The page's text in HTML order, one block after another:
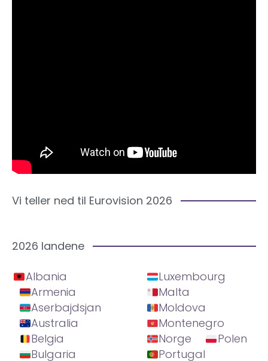
Vi teller ned til Eurovision 2026
2026 landene
Albania
Armenia
Aserbajdsjan
Australia
Belgia
Bulgaria
Luxembourg
Malta
Moldova
Montenegro
Norge
Polen
Portugal